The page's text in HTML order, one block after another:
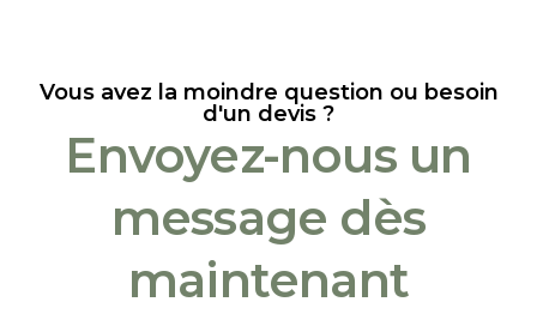
Vous avez la moindre question ou besoin
d'un devis ?
Envoyez-nous un
message dès
maintenant